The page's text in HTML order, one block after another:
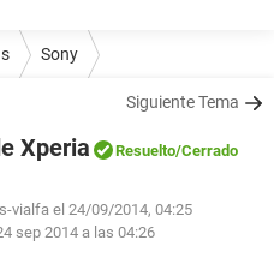
Sony
Siguiente Tema
Xperia Resuelto/Cerrado
vialfa el 24/09/2014, 04:25
sep 2014 a las 04:26